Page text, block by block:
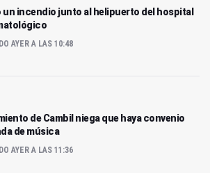
un incendio junto al helipuerto del hospital
AYER A LAS 10:48
de Cambil niega que haya convenio
de música
AYER A LAS 11:36